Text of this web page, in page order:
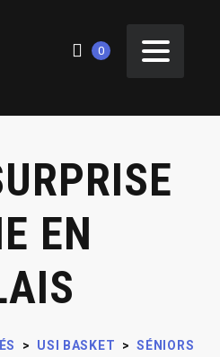
0
EN
> USI BASKET > SÉNIORS